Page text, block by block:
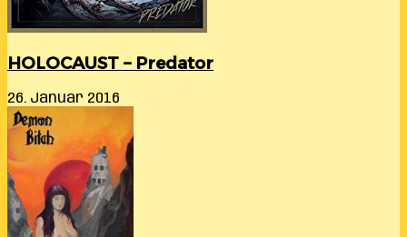
HOLOCAUST – Predator
26. Januar 2016